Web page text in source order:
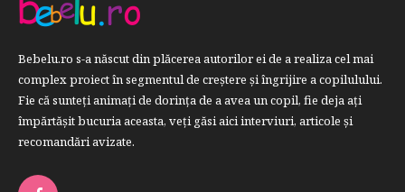
Bebelu.ro s-a născut din plăcerea autorilor ei de a realiza cel mai
complex proiect în segmentul de creştere şi îngrijire a copilulului.
Fie că sunteţi animaţi de dorinţa de a avea un copil, fie deja aţi
împărtăşit bucuria aceasta, veți găsi aici interviuri, articole şi
recomandări avizate.